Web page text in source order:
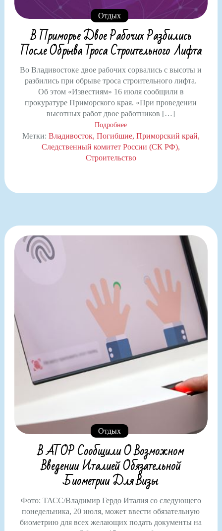
Отдых
В Приморье Двое Рабочих Разбились
После Обрыва Троса Строительного Лифта
Во Владивостоке двое рабочих сорвались с высоты и
разбились при обрыве троса строительного лифта.
Об этом «Известиям» 16 июля сообщили в
прокуратуре Приморского края. «При проведении
высотных работ двое работников […]
Подробнее
Метки: Владивосток Погибшие Приморский край
Следственный комитет России (СК РФ)
Строительство
Отдых
В АТОР Сообщили О Возможном
Введении Италией Обязательной
Биометрии Для Визы
Фото: ТАСС/Владимир Гердо Италия со следующего
понедельника, 20 июля, может ввести обязательную
биометрию для всех желающих подать документы на